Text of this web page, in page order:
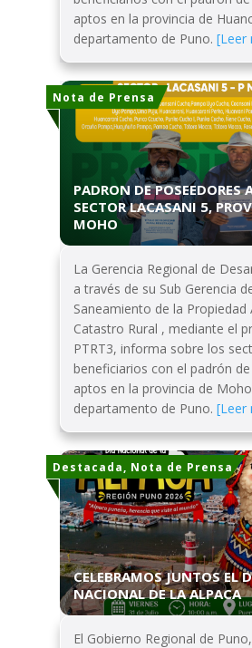
aptos en la provincia de
departamento de Puno. [Leer
Nota de Prensa
PADRON DE POSEEDORES
SECTOR LACASANI 5,
MOHO
La Gerencia Regional de
a través de su Sub Gerencia
Saneamiento de la Propiedad
Catastro Rural , mediante el
PTRT3, informa sobre los
beneficiarios con el padrón
aptos en la provincia de
departamento de Puno. [Leer
Destacada, Nota de Prensa
CELEBRAMOS JUNTOS EL
NACIONAL DE LA ALPACA
El Gobierno Regional de